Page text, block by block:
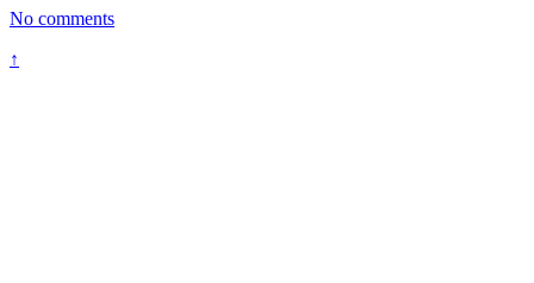
No comments
↑